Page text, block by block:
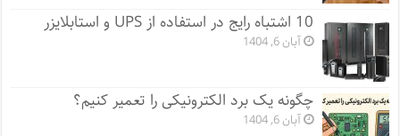
10 اشتباه رایج در استفاده از UPS و استابلایزر
آبان 6, 1404
چگونه یک برد الکترونیکی را تعمیر کنیم؟
آبان 6, 1404